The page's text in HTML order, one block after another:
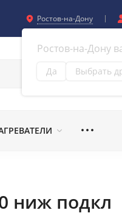
Ростов-на-Дону
Ростов-на-Дону
Да Выбрать
ниж подкл